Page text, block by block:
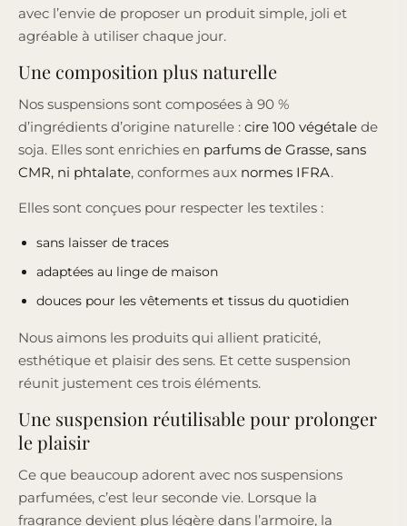
avec l’envie de proposer un produit simple, joli et
agréable à utiliser chaque jour.
Une composition plus naturelle
Nos suspensions sont composées à 90 %
d’ingrédients d’origine naturelle : cire 100 végétale de
soja. Elles sont enrichies en parfums de Grasse, sans
CMR, ni phtalate, conformes aux normes IFRA.
Elles sont conçues pour respecter les textiles :
sans laisser de traces
adaptées au linge de maison
douces pour les vêtements et tissus du quotidien
Nous aimons les produits qui allient praticité,
esthétique et plaisir des sens. Et cette suspension
réunit justement ces trois éléments.
Une suspension réutilisable pour prolonger
le plaisir
Ce que beaucoup adorent avec nos suspensions
parfumées, c’est leur seconde vie. Lorsque la
fragrance devient plus légère dans l’armoire, la